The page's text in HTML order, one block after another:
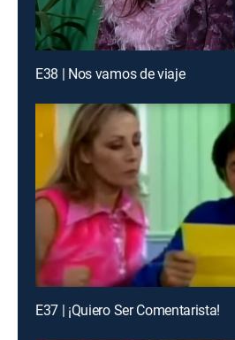
E38 | Nos vamos de viaje
E37 | ¡Quiero Ser Comentarista!